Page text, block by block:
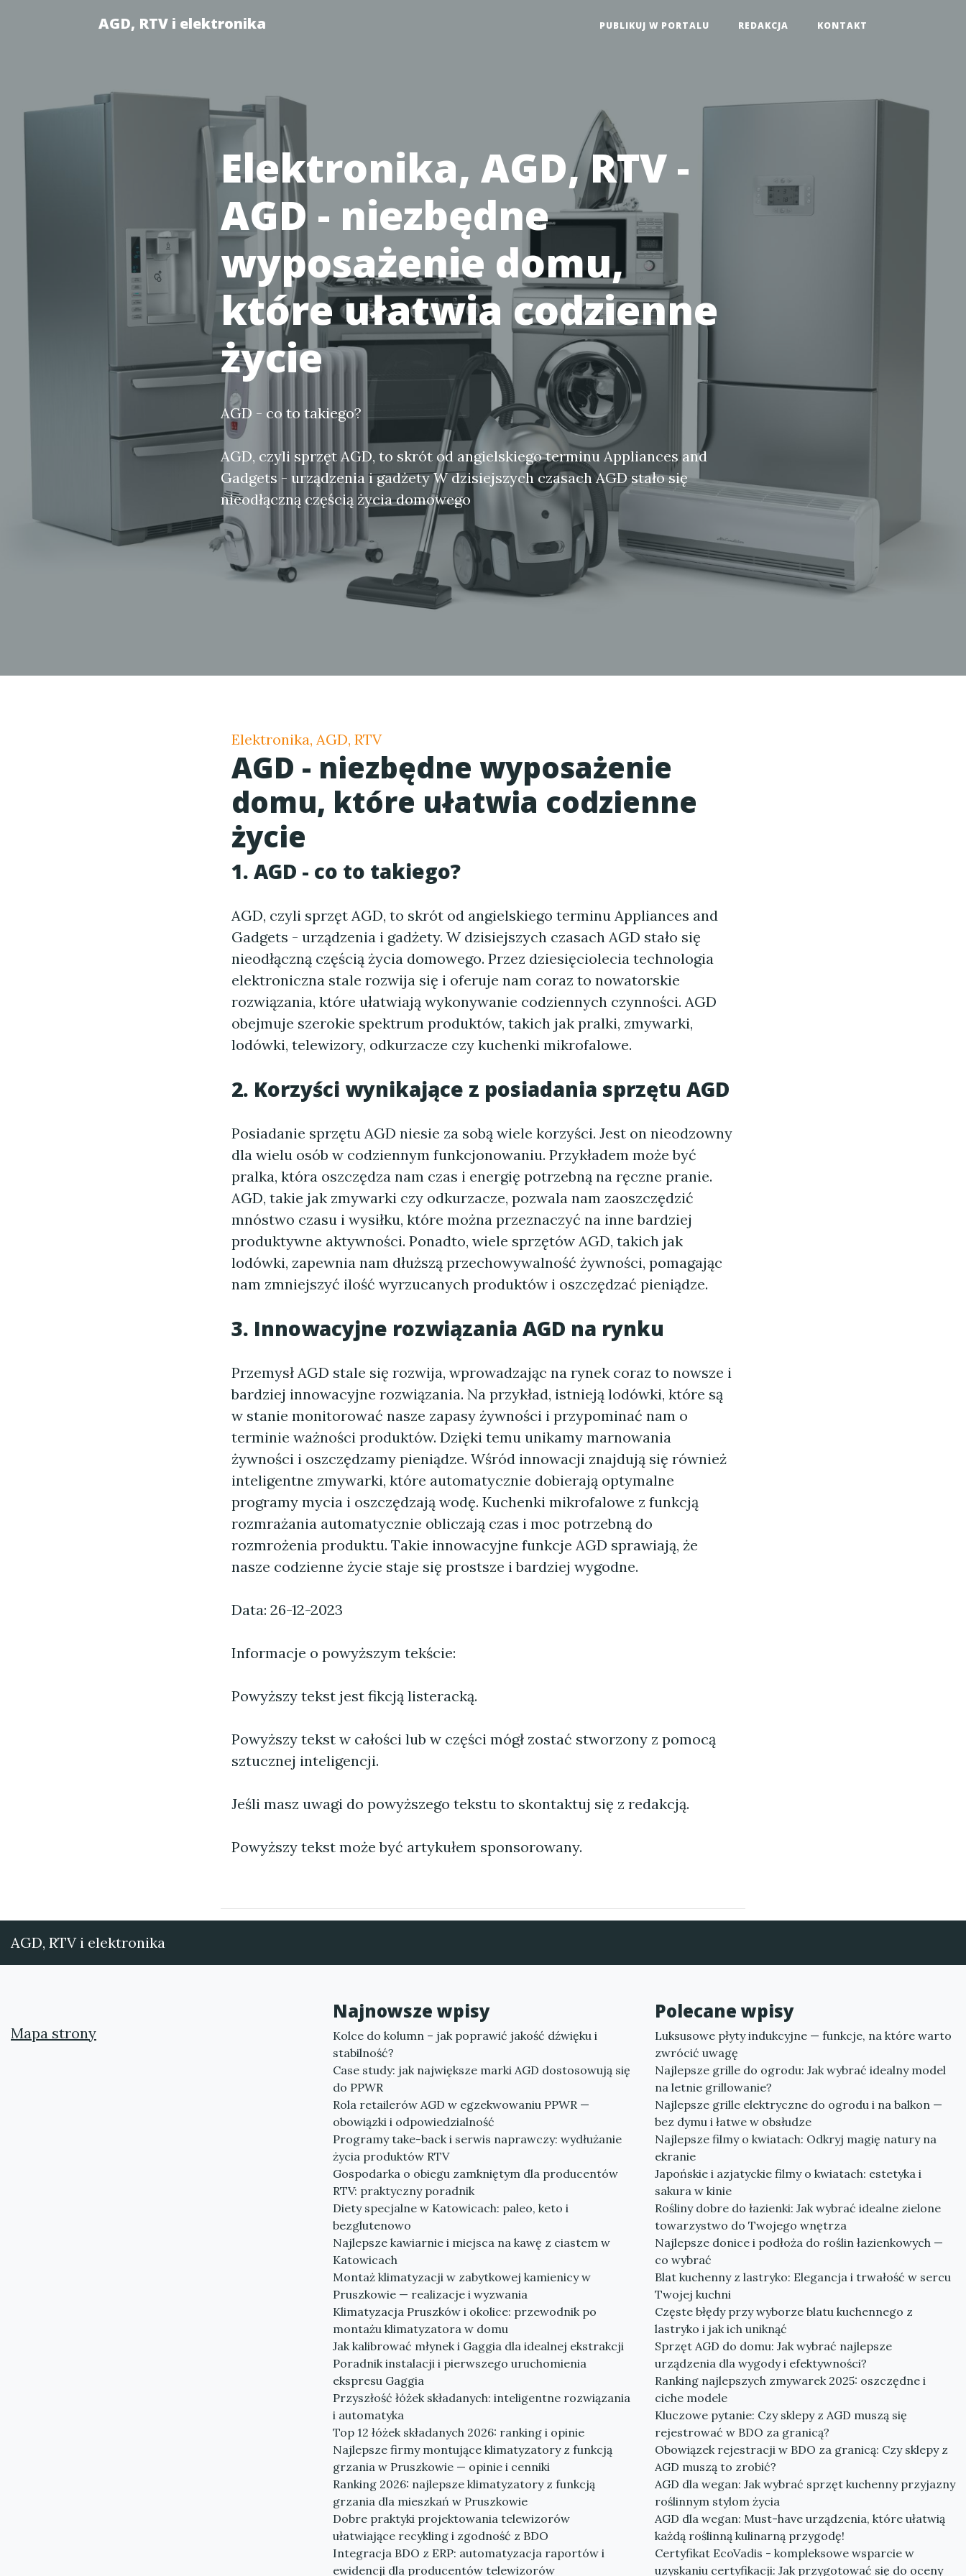
AGD, RTV i elektronika PUBLIKUJ W PORTALU REDAKCJA KONTAKT
Elektronika, AGD, RTV -
AGD - niezbędne
wyposażenie domu,
które ułatwia codzienne
życie
AGD - co to takiego?
AGD, czyli sprzęt AGD, to skrót od angielskiego terminu Appliances and
Gadgets - urządzenia i gadżety W dzisiejszych czasach AGD stało się
nieodłączną częścią życia domowego
Elektronika, AGD, RTV
AGD - niezbędne wyposażenie
domu, które ułatwia codzienne
życie
1. AGD - co to takiego?
AGD, czyli sprzęt AGD, to skrót od angielskiego terminu Appliances and
Gadgets - urządzenia i gadżety. W dzisiejszych czasach AGD stało się
nieodłączną częścią życia domowego. Przez dziesięciolecia technologia
elektroniczna stale rozwija się i oferuje nam coraz to nowatorskie
rozwiązania, które ułatwiają wykonywanie codziennych czynności. AGD
obejmuje szerokie spektrum produktów, takich jak pralki, zmywarki,
lodówki, telewizory, odkurzacze czy kuchenki mikrofalowe.
2. Korzyści wynikające z posiadania sprzętu AGD
Posiadanie sprzętu AGD niesie za sobą wiele korzyści. Jest on nieodzowny
dla wielu osób w codziennym funkcjonowaniu. Przykładem może być
pralka, która oszczędza nam czas i energię potrzebną na ręczne pranie.
AGD, takie jak zmywarki czy odkurzacze, pozwala nam zaoszczędzić
mnóstwo czasu i wysiłku, które można przeznaczyć na inne bardziej
produktywne aktywności. Ponadto, wiele sprzętów AGD, takich jak
lodówki, zapewnia nam dłuższą przechowywalność żywności, pomagając
nam zmniejszyć ilość wyrzucanych produktów i oszczędzać pieniądze.
3. Innowacyjne rozwiązania AGD na rynku
Przemysł AGD stale się rozwija, wprowadzając na rynek coraz to nowsze i
bardziej innowacyjne rozwiązania. Na przykład, istnieją lodówki, które są
w stanie monitorować nasze zapasy żywności i przypominać nam o
terminie ważności produktów. Dzięki temu unikamy marnowania
żywności i oszczędzamy pieniądze. Wśród innowacji znajdują się również
inteligentne zmywarki, które automatycznie dobierają optymalne
programy mycia i oszczędzają wodę. Kuchenki mikrofalowe z funkcją
rozmrażania automatycznie obliczają czas i moc potrzebną do
rozmrożenia produktu. Takie innowacyjne funkcje AGD sprawiają, że
nasze codzienne życie staje się prostsze i bardziej wygodne.
Data: 26-12-2023
Informacje o powyższym tekście:
Powyższy tekst jest fikcją listeracką.
Powyższy tekst w całości lub w części mógł zostać stworzony z pomocą
sztucznej inteligencji.
Jeśli masz uwagi do powyższego tekstu to skontaktuj się z redakcją.
Powyższy tekst może być artykułem sponsorowany.
AGD, RTV i elektronika
Mapa strony
Najnowsze wpisy
Kolce do kolumn – jak poprawić jakość dźwięku i
stabilność?
Case study: jak największe marki AGD dostosowują się
do PPWR
Rola retailerów AGD w egzekwowaniu PPWR —
obowiązki i odpowiedzialność
Programy take-back i serwis naprawczy: wydłużanie
życia produktów RTV
Gospodarka o obiegu zamkniętym dla producentów
RTV: praktyczny poradnik
Diety specjalne w Katowicach: paleo, keto i
bezglutenowo
Najlepsze kawiarnie i miejsca na kawę z ciastem w
Katowicach
Montaż klimatyzacji w zabytkowej kamienicy w
Pruszkowie — realizacje i wyzwania
Klimatyzacja Pruszków i okolice: przewodnik po
montażu klimatyzatora w domu
Jak kalibrować młynek i Gaggia dla idealnej ekstrakcji
Poradnik instalacji i pierwszego uruchomienia
ekspresu Gaggia
Przyszłość łóżek składanych: inteligentne rozwiązania
i automatyka
Top 12 łóżek składanych 2026: ranking i opinie
Najlepsze firmy montujące klimatyzatory z funkcją
grzania w Pruszkowie — opinie i cenniki
Ranking 2026: najlepsze klimatyzatory z funkcją
grzania dla mieszkań w Pruszkowie
Dobre praktyki projektowania telewizorów
ułatwiające recykling i zgodność z BDO
Integracja BDO z ERP: automatyzacja raportów i
ewidencji dla producentów telewizorów
Polecane wpisy
Luksusowe płyty indukcyjne — funkcje, na które warto
zwrócić uwagę
Najlepsze grille do ogrodu: Jak wybrać idealny model
na letnie grillowanie?
Najlepsze grille elektryczne do ogrodu i na balkon —
bez dymu i łatwe w obsłudze
Najlepsze filmy o kwiatach: Odkryj magię natury na
ekranie
Japońskie i azjatyckie filmy o kwiatach: estetyka i
sakura w kinie
Rośliny dobre do łazienki: Jak wybrać idealne zielone
towarzystwo do Twojego wnętrza
Najlepsze donice i podłoża do roślin łazienkowych —
co wybrać
Blat kuchenny z lastryko: Elegancja i trwałość w sercu
Twojej kuchni
Częste błędy przy wyborze blatu kuchennego z
lastryko i jak ich uniknąć
Sprzęt AGD do domu: Jak wybrać najlepsze
urządzenia dla wygody i efektywności?
Ranking najlepszych zmywarek 2025: oszczędne i
ciche modele
Kluczowe pytanie: Czy sklepy z AGD muszą się
rejestrować w BDO za granicą?
Obowiązek rejestracji w BDO za granicą: Czy sklepy z
AGD muszą to zrobić?
AGD dla wegan: Jak wybrać sprzęt kuchenny przyjazny
roślinnym stylom życia
AGD dla wegan: Must-have urządzenia, które ułatwią
każdą roślinną kulinarną przygodę!
Certyfikat EcoVadis - kompleksowe wsparcie w
uzyskaniu certyfikacji: Jak przygotować się do oceny